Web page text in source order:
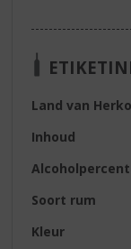
Land van
Inhoud
Soort rum
Kleur